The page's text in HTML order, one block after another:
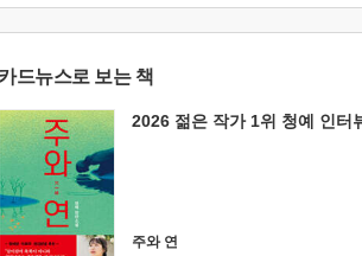
카드뉴스로 보는 책
2026 젊은 작가 1위 청예 인터
주와 연